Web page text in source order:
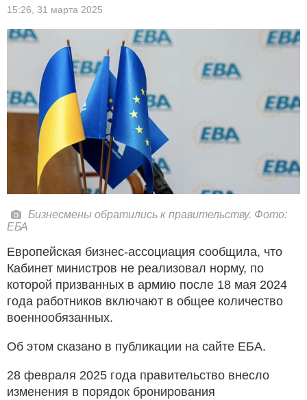
15:26, 31 марта 2025
Бизнесмены обратились к правительству. Фото:
ЕБА
Европейская бизнес-ассоциация сообщила, что
Кабинет министров не реализовал норму, по
которой призванных в армию после 18 мая 2024
года работников включают в общее количество
военнообязанных.
Об этом сказано в публикации на сайте ЕБА.
28 февраля 2025 года правительство внесло
изменения в порядок бронирования